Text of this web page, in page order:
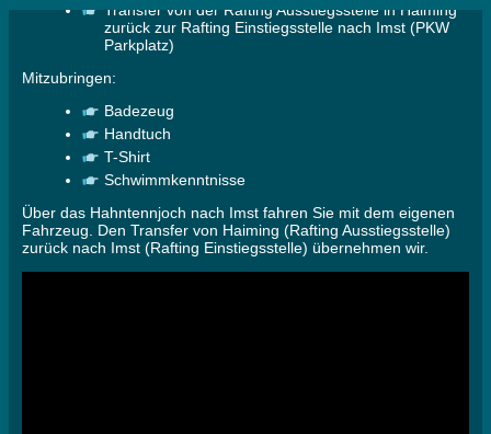
Transfer von der Rafting Ausstiegsstelle in Haiming
zurück zur Rafting Einstiegsstelle nach Imst (PKW
Parkplatz)
Mitzubringen:
Badezeug
Handtuch
T-Shirt
Schwimmkenntnisse
Über das Hahntennjoch nach Imst fahren Sie mit dem eigenen
Fahrzeug. Den Transfer von Haiming (Rafting Ausstiegsstelle)
zurück nach Imst (Rafting Einstiegsstelle) übernehmen wir.